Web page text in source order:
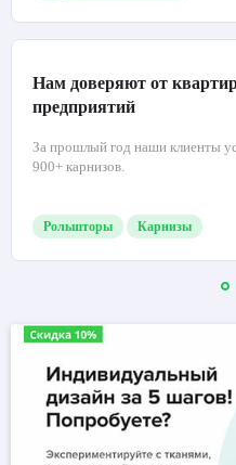
Нам доверяют от
предприятий
За прошлый год наши клиенты
900+ карнизов.
Рольшторы Карнизы